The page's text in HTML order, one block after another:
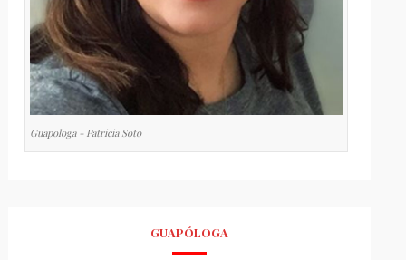
Guapologa - Patricia Soto
GUAPÓLOGA